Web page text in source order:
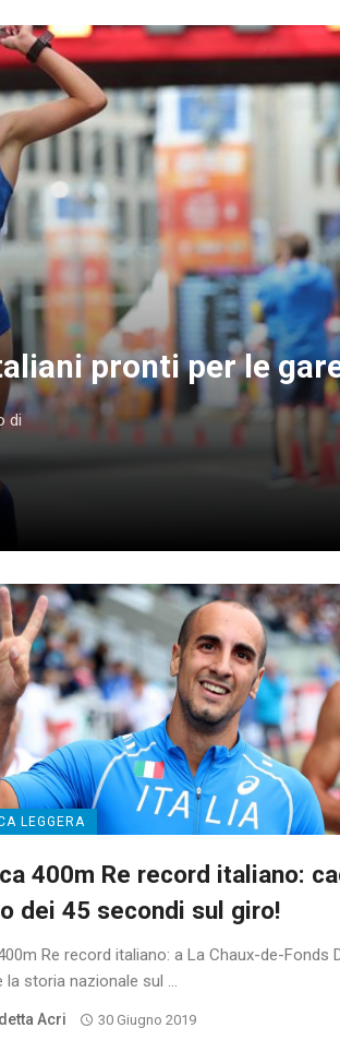
pronti per le
di
LEGGERA
400m Re record italiano:
dei 45 secondi sul giro!
Re record italiano: a La Chaux-de-Fonds
la storia nazionale sul ...
Acri 30 Giugno 2019